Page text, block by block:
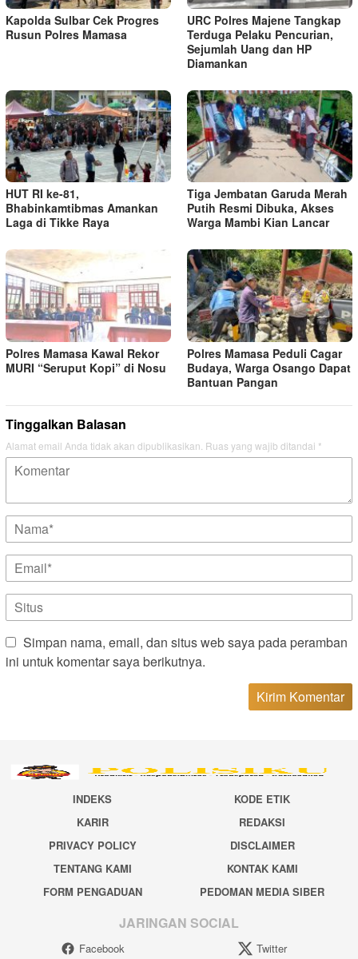
Kapolda Sulbar Cek Progres
Rusun Polres Mamasa
URC Polres Majene Tangkap
Terduga Pelaku Pencurian,
Sejumlah Uang dan HP
Diamankan
HUT RI ke-81,
Bhabinkamtibmas Amankan
Laga di Tikke Raya
Tiga Jembatan Garuda Merah
Putih Resmi Dibuka, Akses
Warga Mambi Kian Lancar
Polres Mamasa Kawal Rekor
MURI “Seruput Kopi” di Nosu
Polres Mamasa Peduli Cagar
Budaya, Warga Osango Dapat
Bantuan Pangan
Tinggalkan Balasan
Alamat email Anda tidak akan dipublikasikan. Ruas yang wajib ditandai *
Simpan nama, email, dan situs web saya pada peramban
ini untuk komentar saya berikutnya.
INDEKS
KODE ETIK
KARIR
REDAKSI
PRIVACY POLICY
DISCLAIMER
TENTANG KAMI
KONTAK KAMI
FORM PENGADUAN
PEDOMAN MEDIA SIBER
JARINGAN SOCIAL
Facebook Twitter